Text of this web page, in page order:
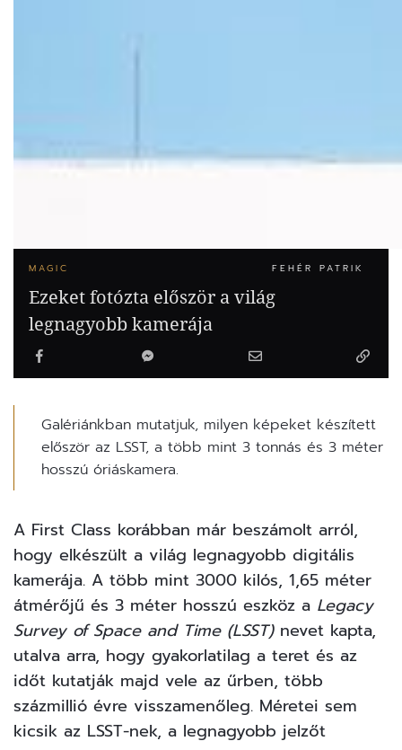
MAGIC FEHÉR PATRIK
Ezeket fotózta először a világ
legnagyobb kamerája
Galériánkban mutatjuk, milyen képeket készített
először az LSST, a több mint 3 tonnás és 3 méter
hosszú óriáskamera.
A First Class korábban már beszámolt arról,
hogy elkészült a világ legnagyobb digitális
kamerája. A több mint 3000 kilós, 1,65 méter
átmérőjű és 3 méter hosszú eszköz a Legacy
Survey of Space and Time (LSST)nevet kapta,
utalva arra, hogy gyakorlatilag a teret és az
időt kutatják majd vele az űrben, több
százmillió évre visszamenőleg. Méretei sem
kicsik az LSST-nek, a legnagyobb jelzőt